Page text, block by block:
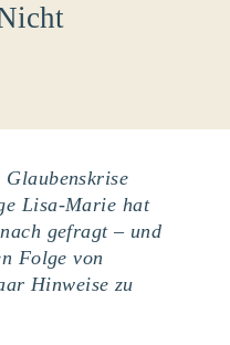
Lisa-Marie hat
gefragt – und
Folge von
Hinweise zu